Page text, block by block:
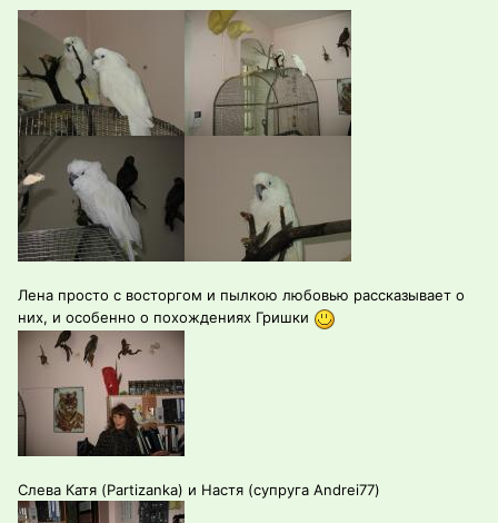
Лена просто с восторгом и пылкою любовью рассказывает о
них, и особенно о похождениях Гришки
Слева Катя (Partizanka) и Настя (супруга Andrei77)